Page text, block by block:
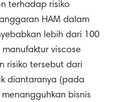
terhadap risiko
HAM dalam
lebih dari 100
viscose
risiko tersebut dari
diantaranya (pada
bisnis